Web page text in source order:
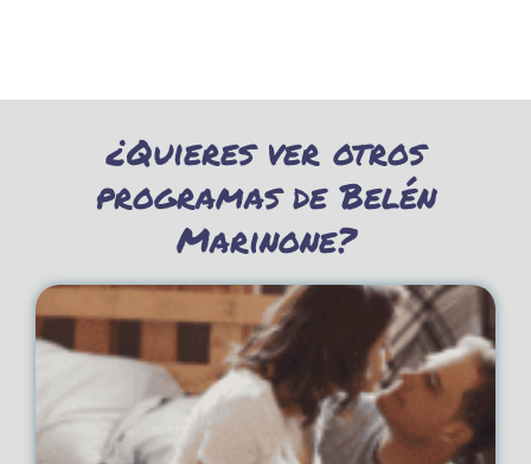
¿Quieres ver otros
programas de Belén
Marinone?